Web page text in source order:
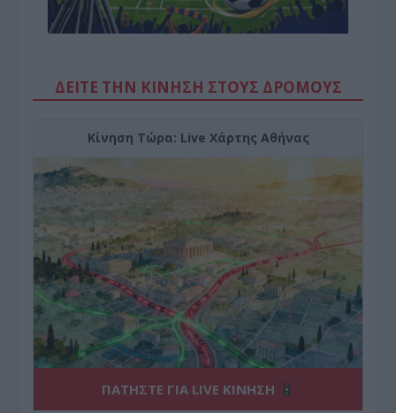
ΔΕΙΤΕ ΤΗΝ ΚΙΝΗΣΗ ΣΤΟΥΣ ΔΡΌΜΟΥΣ
Κίνηση Τώρα: Live Χάρτης Αθήνας
ΠΑΤΗΣΤΕ ΓΙΑ LIVE ΚΙΝΗΣΗ